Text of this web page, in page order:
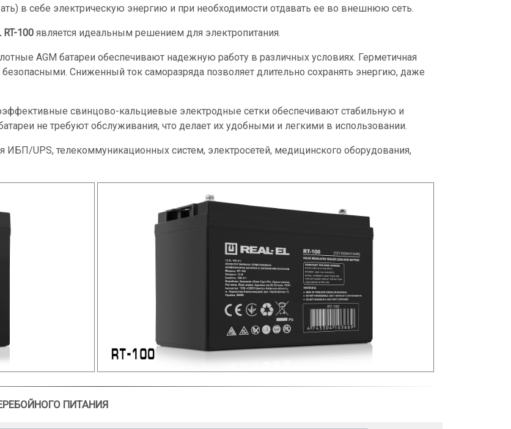
в себе электрическую энергию и при необходимости отдавать ее во внешнюю сеть.
RT-100 является идеальным решением для электропитания.
AGM батареи обеспечивают надежную работу в различных условиях. Герметичная
Сниженный ток саморазряда позволяет длительно сохранять энергию, даже
свинцово-кальциевые электродные сетки обеспечивают стабильную и
не требуют обслуживания, что делает их удобными и легкими в использовании.
ИБП/UPS, телекоммуникационных систем, электросетей, медицинского оборудования,
ПИТАНИЯ